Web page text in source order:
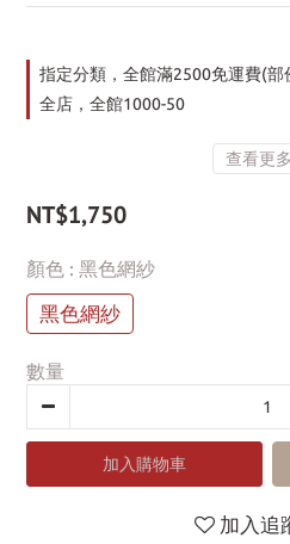
指定分類，全館滿2500免運費(部
全店，全館1000-50
查看更多
NT$1,750
顏色 : 黑色網紗
黑色網紗
數量
加入購物車
加入追